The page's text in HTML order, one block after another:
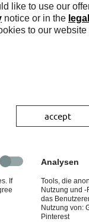
wird
like to use our
notice or in the
to our
accept
If
Analysen
Tools, die
Nutzung und
das
Nutzung von:
Pinterest